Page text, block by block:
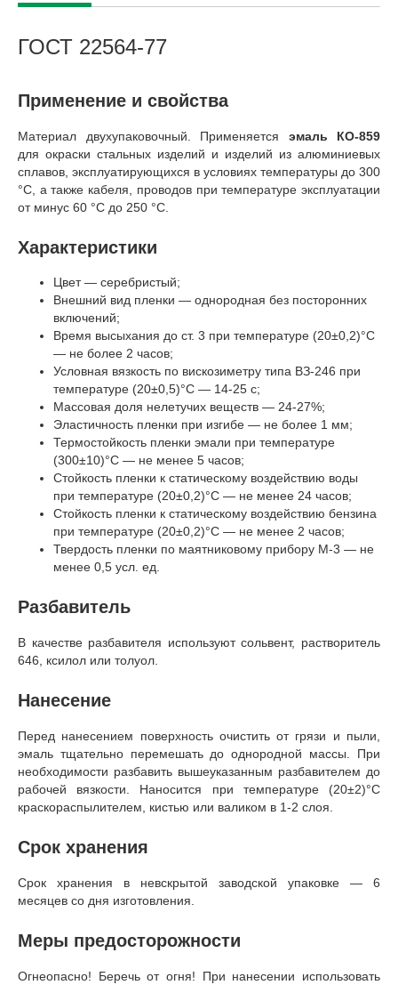
ГОСТ 22564-77
Применение и свойства
Материал двухупаковочный. Применяется эмаль КО-859
для окраски стальных изделий и изделий из алюминиевых
сплавов, эксплуатирующихся в условиях температуры до 300
°C, а также кабеля, проводов при температуре эксплуатации
от минус 60 °C до 250 °C.
Характеристики
Цвет — серебристый;
Внешний вид пленки — однородная без посторонних
включений;
Время высыхания до ст. 3 при температуре (20±0,2)°C
— не более 2 часов;
Условная вязкость по вискозиметру типа ВЗ-246 при
температуре (20±0,5)°C — 14-25 с;
Массовая доля нелетучих веществ — 24-27%;
Эластичность пленки при изгибе — не более 1 мм;
Термостойкость пленки эмали при температуре
(300±10)°C — не менее 5 часов;
Стойкость пленки к статическому воздействию воды
при температуре (20±0,2)°С — не менее 24 часов;
Стойкость пленки к статическому воздействию бензина
при температуре (20±0,2)°С — не менее 2 часов;
Твердость пленки по маятниковому прибору М-3 — не
менее 0,5 усл. ед.
Разбавитель
В качестве разбавителя используют сольвент, растворитель
646, ксилол или толуол.
Нанесение
Перед нанесением поверхность очистить от грязи и пыли,
эмаль тщательно перемешать до однородной массы. При
необходимости разбавить вышеуказанным разбавителем до
рабочей вязкости. Наносится при температуре (20±2)°C
краскораспылителем, кистью или валиком в 1-2 слоя.
Срок хранения
Срок хранения в невскрытой заводской упаковке — 6
месяцев со дня изготовления.
Меры предосторожности
Огнеопасно! Беречь от огня! При нанесении использовать